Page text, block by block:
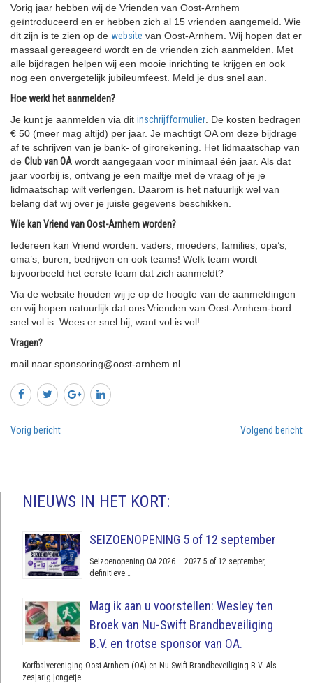
Vorig jaar hebben wij de Vrienden van Oost-Arnhem
geïntroduceerd en er hebben zich al 15 vrienden aangemeld. Wie
dit zijn is te zien op de website van Oost-Arnhem. Wij hopen dat er
massaal gereageerd wordt en de vrienden zich aanmelden. Met
alle bijdragen helpen wij een mooie inrichting te krijgen en ook
nog een onvergetelijk jubileumfeest. Meld je dus snel aan.
Hoe werkt het aanmelden?
Je kunt je aanmelden via dit inschrijfformulier . De kosten bedragen
€ 50 (meer mag altijd) per jaar. Je machtigt OA om deze bijdrage
af te schrijven van je bank- of girorekening. Het lidmaatschap van
de Club van OA wordt aangegaan voor minimaal één jaar. Als dat
jaar voorbij is, ontvang je een mailtje met de vraag of je je
lidmaatschap wilt verlengen. Daarom is het natuurlijk wel van
belang dat wij over je juiste gegevens beschikken.
Wie kan Vriend van Oost-Arnhem worden?
Iedereen kan Vriend worden: vaders, moeders, families, opa’s,
oma’s, buren, bedrijven en ook teams! Welk team wordt
bijvoorbeeld het eerste team dat zich aanmeldt?
Via de website houden wij je op de hoogte van de aanmeldingen
en wij hopen natuurlijk dat ons Vrienden van Oost-Arnhem-bord
snel vol is. Wees er snel bij, want vol is vol!
Vragen?
mail naar sponsoring@oost-arnhem.nl
Vorig bericht Volgend bericht
NIEUWS IN HET KORT:
SEIZOENOPENING 5 of 12 september
Seizoenopening OA 2026 – 2027 5 of 12 september,
definitieve …
Mag ik aan u voorstellen: Wesley ten
Broek van Nu-Swift Brandbeveiliging
B.V. en trotse sponsor van OA.
Korfbalvereniging Oost-Arnhem (OA) en Nu-Swift Brandbeveiliging B.V. Als
zesjarig jongetje …